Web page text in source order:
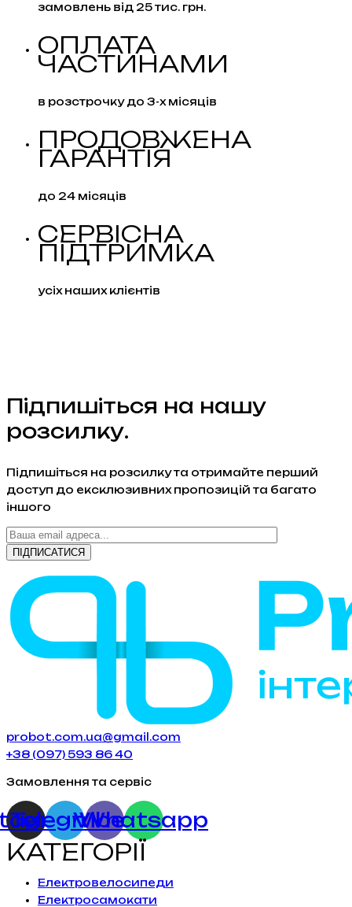
замовлень від 25 тис. грн.
ОПЛАТА
ЧАСТИНАМИ
в розстрочку до 3-х місяців
ПРОДОВЖЕНА
ГАРАНТІЯ
до 24 місяців
СЕРВІСНА
ПІДТРИМКА
усіх наших клієнтів
Підпишіться на нашу
розсилку.
Підпишіться на розсилку та отримайте перший
доступ до ексклюзивних пропозицій та багато
іншого
probot.com.ua@gmail.com
+38 (097) 593 86 40
Замовлення та сервіс
Telegram
Viber
Whatsapp
КАТЕГОРІЇ
Електровелосипеди
Електросамокати